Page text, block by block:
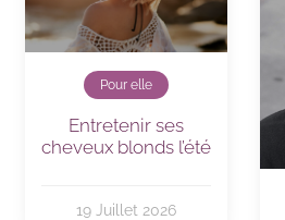
Pour elle
Entretenir ses
cheveux blonds l’été
19 Juillet 2026